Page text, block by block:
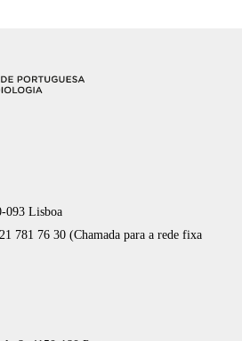
093 Lisboa
781 76 30 (Chamada para a rede fixa